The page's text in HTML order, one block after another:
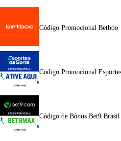
Código Promocional Betboo
Codigo Promocional
Código de Bônus Bet9 Brasil